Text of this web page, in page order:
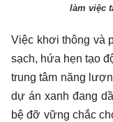
làm việc
Việc khơi thông và
sạch, hứa hẹn tạo
trung tâm năng
dự án xanh đang
bệ đỡ vững chắc